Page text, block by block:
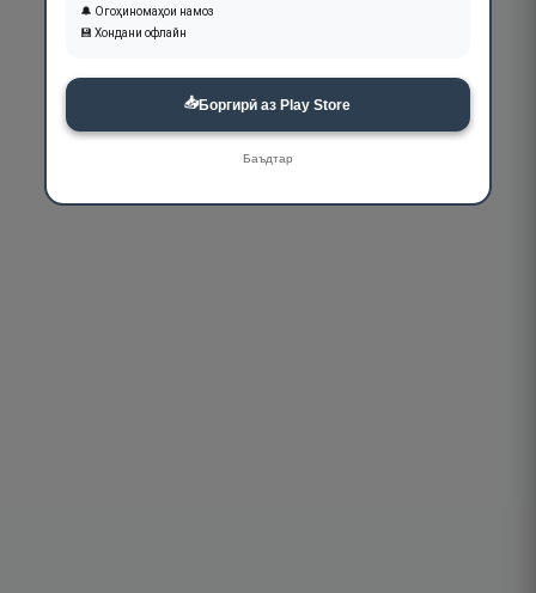
🔔 Огоҳиномаҳои намоз
💾 Хондани офлайн
📥Боргирӣ аз Play Store
Баъдтар